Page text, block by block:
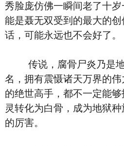
秀脸庞仿佛一瞬间老了十
能是聂无双受到的最大的
话，可能永远也不会好了。
传说，腐骨尸炎乃是地
名，拥有震慑诸天万界的
的绝世高手，都不一定能
灵转化为白骨，成为地狱
的厉害。